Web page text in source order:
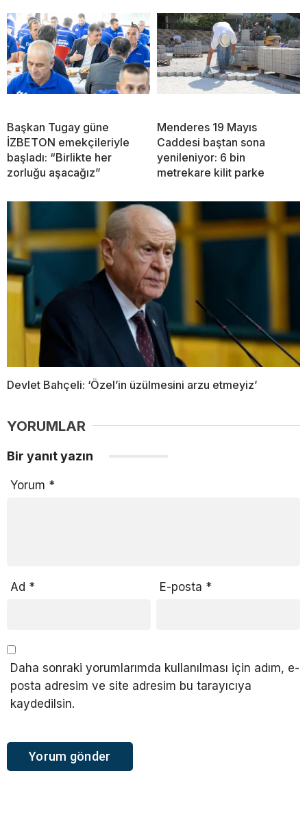
Başkan Tugay güne
İZBETON emekçileriyle
başladı: “Birlikte her
zorluğu aşacağız”
Menderes 19 Mayıs
Caddesi baştan sona
yenileniyor: 6 bin
metrekare kilit parke
Devlet Bahçeli: ‘Özel’in üzülmesini arzu etmeyiz’
YORUMLAR
Bir yanıt yazın
Yorum *
Ad * E-posta *
Daha sonraki yorumlarımda kullanılması için adım, e-
posta adresim ve site adresim bu tarayıcıya
kaydedilsin.